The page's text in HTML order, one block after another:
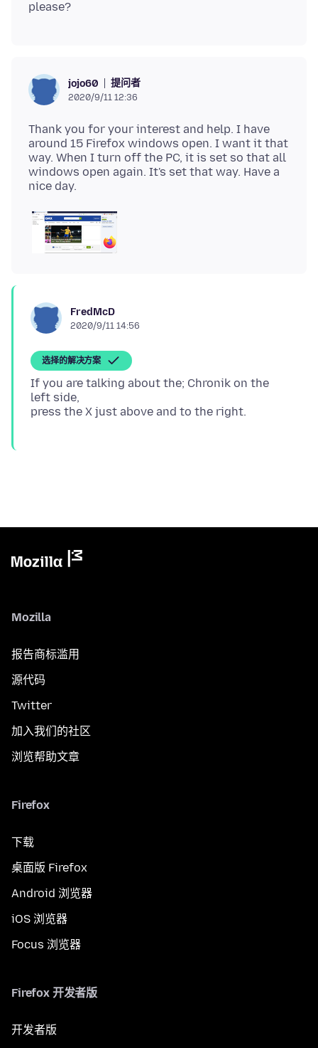
jojo60 提问者
2020/9/11 12:36
Thank you for your interest and help. I have
around 15 Firefox windows open. I want it that
way. When I turn off the PC, it is set so that all
windows open again. It's set that way. Have a
FredMcD
2020/9/11 14:56
选择的解决方案
If you are talking about the; Chronik on the
left side,
Mozilla
报告商标滥用
源代码
Twitter
加入我们的社区
浏览帮助文章
Firefox
下载
桌面版 Firefox
Android 浏览器
iOS 浏览器
Focus 浏览器
Firefox 开发者版
开发者版